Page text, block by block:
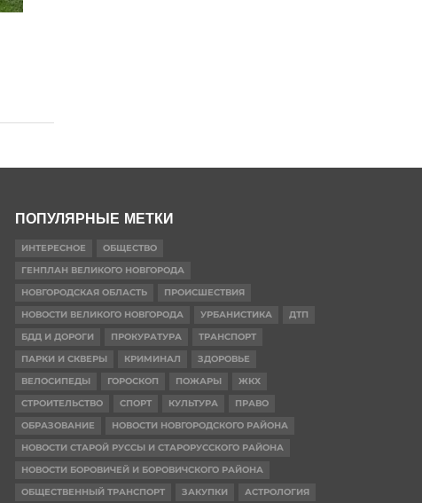
ПОПУЛЯРНЫЕ МЕТКИ
ИНТЕРЕСНОЕ
ОБЩЕСТВО
ГЕНПЛАН ВЕЛИКОГО НОВГОРОДА
НОВГОРОДСКАЯ ОБЛАСТЬ
ПРОИСШЕСТВИЯ
НОВОСТИ ВЕЛИКОГО НОВГОРОДА
УРБАНИСТИКА
ДТП
БДД И ДОРОГИ
ПРОКУРАТУРА
ТРАНСПОРТ
ПАРКИ И СКВЕРЫ
КРИМИНАЛ
ЗДОРОВЬЕ
ВЕЛОСИПЕДЫ
ГОРОСКОП ПОЖАРЫ
ЖКХ
СТРОИТЕЛЬСТВО
СПОРТ КУЛЬТУРА
ПРАВО
ОБРАЗОВАНИЕ
НОВОСТИ НОВГОРОДСКОГО РАЙОНА
НОВОСТИ СТАРОЙ РУССЫ И СТАРОРУССКОГО РАЙОНА
НОВОСТИ БОРОВИЧЕЙ И БОРОВИЧСКОГО РАЙОНА
ОБЩЕСТВЕННЫЙ ТРАНСПОРТ
ЗАКУПКИ АСТРОЛОГИЯ